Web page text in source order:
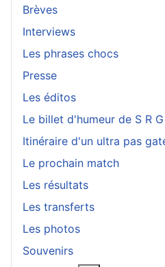
Brèves
Interviews
Les phrases chocs
Presse
Les éditos
Le billet d'humeur de S R G
Itinéraire d'un ultra pas
Le prochain match
Les résultats
Les transferts
Les photos
Souvenirs